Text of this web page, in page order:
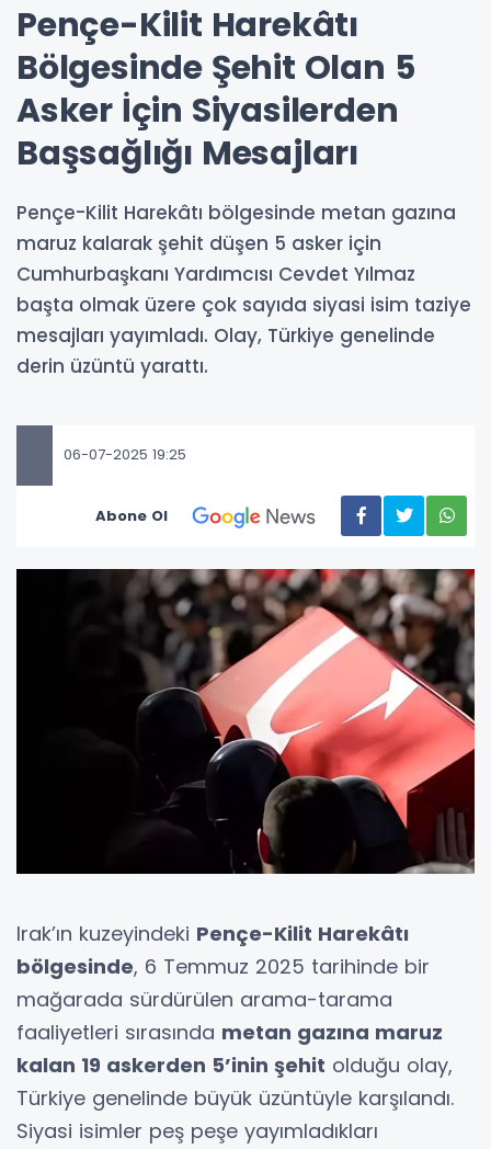
Pençe-Kilit Harekâtı
Bölgesinde Şehit Olan 5
Asker İçin Siyasilerden
Başsağlığı Mesajları
Pençe-Kilit Harekâtı bölgesinde metan gazına
maruz kalarak şehit düşen 5 asker için
Cumhurbaşkanı Yardımcısı Cevdet Yılmaz
başta olmak üzere çok sayıda siyasi isim taziye
mesajları yayımladı. Olay, Türkiye genelinde
derin üzüntü yarattı.
06-07-2025 19:25
Abone Ol
Irak’ın kuzeyindeki Pençe-Kilit Harekâtı
bölgesinde, 6 Temmuz 2025 tarihinde bir
mağarada sürdürülen arama-tarama
faaliyetleri sırasında metan gazına maruz
kalan 19 askerden 5’inin şehit olduğu olay,
Türkiye genelinde büyük üzüntüyle karşılandı.
Siyasi isimler peş peşe yayımladıkları